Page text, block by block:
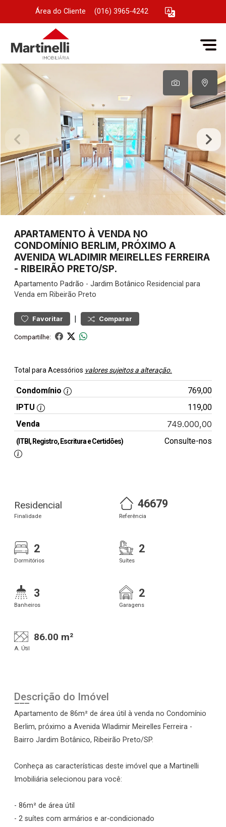
Área do Cliente (016) 3965-4242
APARTAMENTO À VENDA NO
CONDOMÍNIO BERLIM, PRÓXIMO A
AVENIDA WLADIMIR MEIRELLES FERREIRA
- RIBEIRÃO PRETO/SP.
Apartamento Padrão - Jardim Botânico Residencial para
Venda em Ribeirão Preto
Favoritar | Comparar
Compartilhe:
Total para Acessórios valores sujeitos a alteração.
Condomínio
769,00
IPTU
119,00
Venda
749.000,00
(ITBI, Registro, Escritura e Certidões) Consulte-nos
Residencial
Finalidade
46679
Referência
2
Dormitórios
2
Suítes
3
Banheiros
2
Garagens
86.00 m²
A. Útil
Descrição do Imóvel
Apartamento de 86m² de área útil à venda no Condomínio
Berlim, próximo a Avenida Wladimir Meirelles Ferreira -
Bairro Jardim Botânico, Ribeirão Preto/SP.
Conheça as características deste imóvel que a Martinelli
Imobiliária selecionou para você:
- 86m² de área útil
- 2 suítes com armários e ar-condicionado